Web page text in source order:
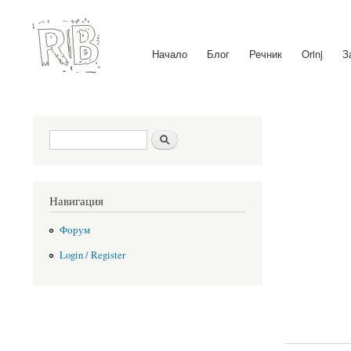
Main menu Начало Блог Речник Orinj
Search form
Навигация
Форум
Login / Register